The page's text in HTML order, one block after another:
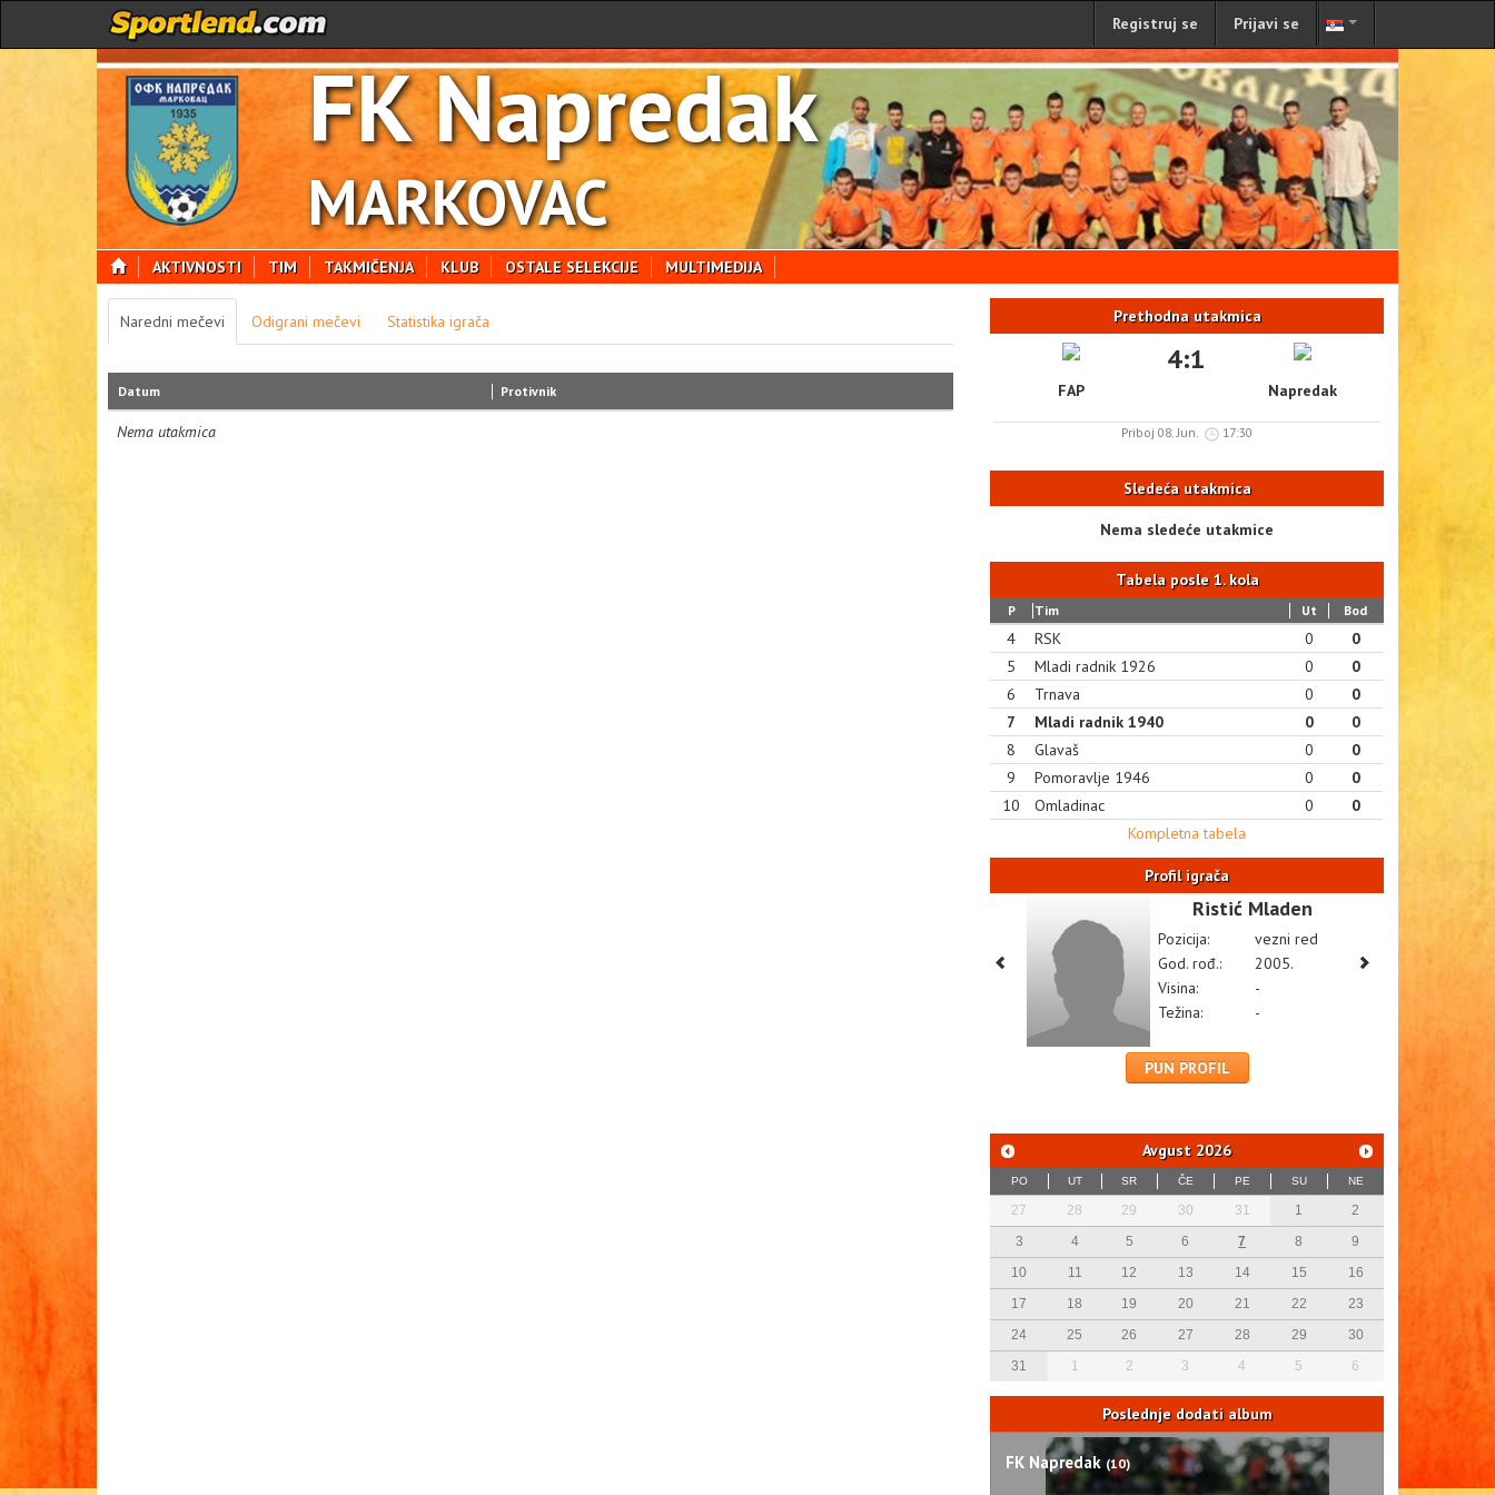
Registruj se Prijavi se
FK Napredak
MARKOVAC
AKTIVNOSTI TIM TAKMIČENJA KLUB OSTALE SELEKCIJE MULTIMEDIJA
Naredni mečevi Odigrani mečevi Statistika igrača
Datum Protivnik
Nema utakmica
Prethodna utakmica
4:1
FAP Napredak
Priboj 08. Jun. 17:30
Sledeća utakmica
Nema sledeće utakmice
Tabela posle 1. kola
P Tim Ut Bod
4 RSK 0
0
5
Mladi radnik 1926 0
0
6
Trnava 0
0
7
Mladi radnik 1940 0
0
8
Glavaš 0
0
9
Pomoravlje 1946 0
0
10
Omladinac 0
0
Kompletna tabela
Profil igrača
Ristić Mladen
Pozicija:
vezni red
God. rođ.:
2005.
Visina:
-
Težina:
-
PUN PROFIL
Avgust 2026
PO UT SR ČE PE SU NE
27 28 29 30 31 1
2
3
4 5 6 7 8
9
10
11 12 13 14 15
16
17
18 19 20 21 22
23
24
25 26 27 28 29
30
31
1 2 3 4 5 6
Poslednje dodati album
FK Napredak (10)